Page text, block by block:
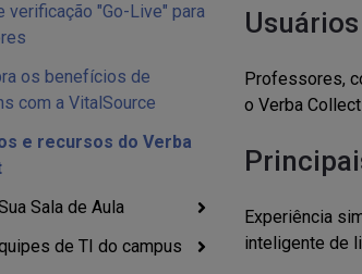
verificação "Go-Live" para
os benefícios de
com a VitalSource
e recursos do Verba
Sala de Aula
de TI do campus
Usuários
Professores,
o Verba
Experiência
inteligente de